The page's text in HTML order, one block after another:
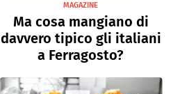
MAGAZINE
Ma cosa mangiano di
davvero tipico gli italiani
a Ferragosto?